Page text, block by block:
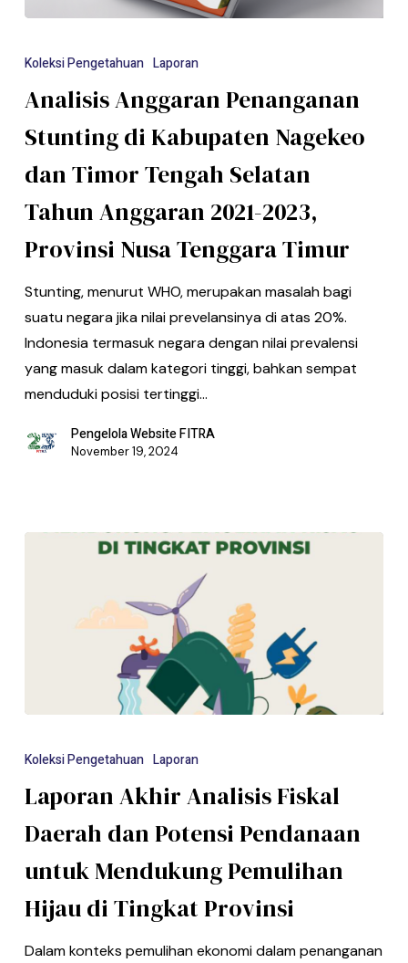
Koleksi Pengetahuan Laporan
Analisis Anggaran Penanganan
Stunting di Kabupaten Nagekeo
dan Timor Tengah Selatan
Tahun Anggaran 2021-2023,
Provinsi Nusa Tenggara Timur
Stunting, menurut WHO, merupakan masalah bagi
suatu negara jika nilai prevelansinya di atas 20%.
Indonesia termasuk negara dengan nilai prevalensi
yang masuk dalam kategori tinggi, bahkan sempat
menduduki posisi tertinggi…
Pengelola Website FITRA
November 19, 2024
Koleksi Pengetahuan Laporan
Laporan Akhir Analisis Fiskal
Daerah dan Potensi Pendanaan
untuk Mendukung Pemulihan
Hijau di Tingkat Provinsi
Dalam konteks pemulihan ekonomi dalam penanganan